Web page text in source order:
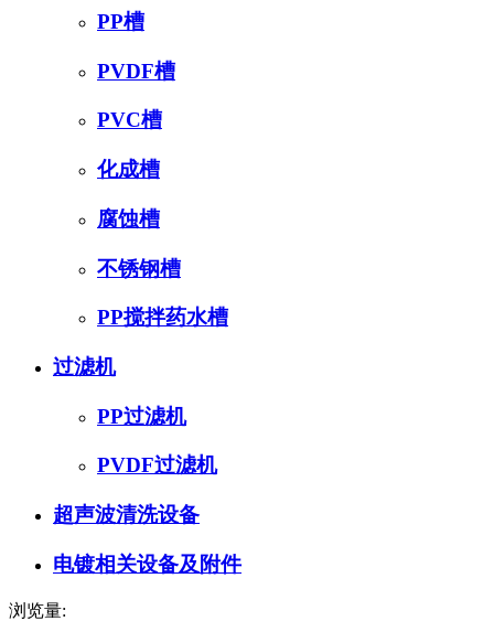
PP槽
PVDF槽
PVC槽
化成槽
腐蚀槽
不锈钢槽
PP搅拌药水槽
过滤机
PP过滤机
PVDF过滤机
超声波清洗设备
电镀相关设备及附件
浏览量: